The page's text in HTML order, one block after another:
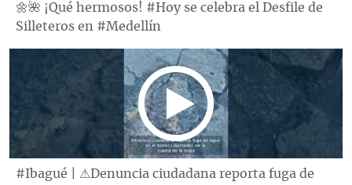
🌼🌺 ¡Qué hermosos! #Hoy se celebra el Desfile de
Silleteros en #Medellín
#Ibagué | ⚠Denuncia ciudadana reporta fuga de